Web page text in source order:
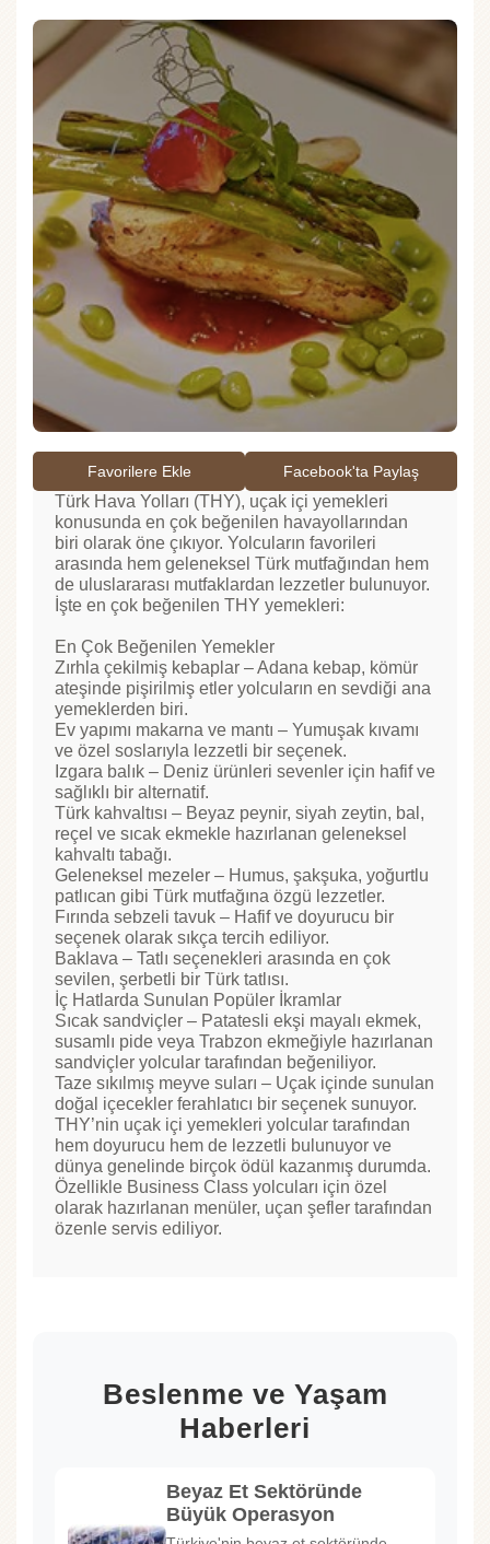
Favorilere Ekle Facebook'ta Paylaş
Türk Hava Yolları (THY), uçak içi yemekleri
konusunda en çok beğenilen havayollarından
biri olarak öne çıkıyor. Yolcuların favorileri
arasında hem geleneksel Türk mutfağından hem
de uluslararası mutfaklardan lezzetler bulunuyor.
İşte en çok beğenilen THY yemekleri:
En Çok Beğenilen Yemekler
Zırhla çekilmiş kebaplar – Adana kebap, kömür
ateşinde pişirilmiş etler yolcuların en sevdiği ana
yemeklerden biri.
Ev yapımı makarna ve mantı – Yumuşak kıvamı
ve özel soslarıyla lezzetli bir seçenek.
Izgara balık – Deniz ürünleri sevenler için hafif ve
sağlıklı bir alternatif.
Türk kahvaltısı – Beyaz peynir, siyah zeytin, bal,
reçel ve sıcak ekmekle hazırlanan geleneksel
kahvaltı tabağı.
Geleneksel mezeler – Humus, şakşuka, yoğurtlu
patlıcan gibi Türk mutfağına özgü lezzetler.
Fırında sebzeli tavuk – Hafif ve doyurucu bir
seçenek olarak sıkça tercih ediliyor.
Baklava – Tatlı seçenekleri arasında en çok
sevilen, şerbetli bir Türk tatlısı.
İç Hatlarda Sunulan Popüler İkramlar
Sıcak sandviçler – Patatesli ekşi mayalı ekmek,
susamlı pide veya Trabzon ekmeğiyle hazırlanan
sandviçler yolcular tarafından beğeniliyor.
Taze sıkılmış meyve suları – Uçak içinde sunulan
doğal içecekler ferahlatıcı bir seçenek sunuyor.
THY’nin uçak içi yemekleri yolcular tarafından
hem doyurucu hem de lezzetli bulunuyor ve
dünya genelinde birçok ödül kazanmış durumda.
Özellikle Business Class yolcuları için özel
olarak hazırlanan menüler, uçan şefler tarafından
özenle servis ediliyor.
Beslenme ve Yaşam
Haberleri
Beyaz Et Sektöründe
Büyük Operasyon